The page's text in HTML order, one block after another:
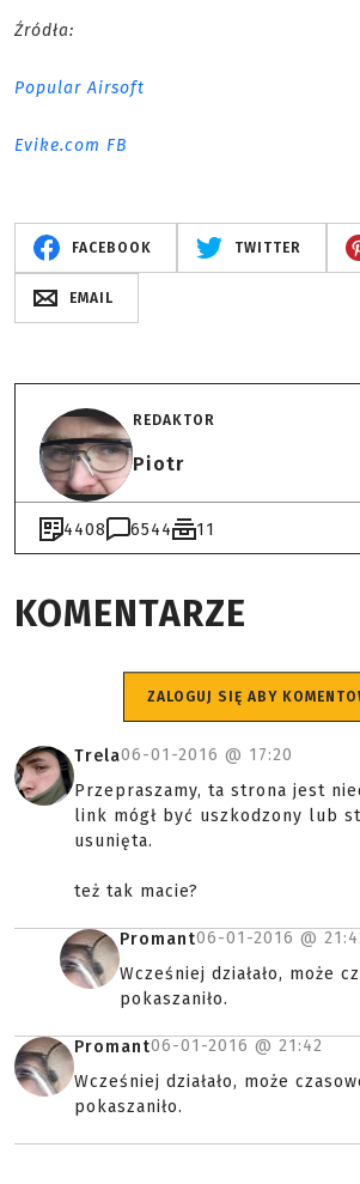
Źródła:
Popular Airsoft
Evike.com FB
FACEBOOK TWITTER
EMAIL
REDAKTOR
Piotr
4408 6544 11
KOMENTARZE
ZALOGUJ SIĘ ABY
Trela06-01-2016 @ 17:20
Przepraszamy, ta strona jest
link mógł być uszkodzony lub
usunięta.
też tak macie?
Promant06-01-2016 @
Wcześniej działało, może
pokaszaniło.
Promant06-01-2016 @ 21:42
Wcześniej działało, może
pokaszaniło.